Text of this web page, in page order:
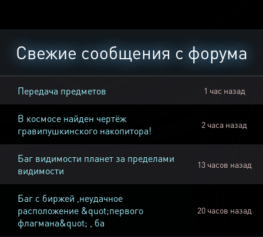
Свежие сообщения с форума
Передача предметов 1 час назад
В космосе найден чертёж
гравипушкинского накопитора!
2 часа назад
Баг видимости планет за пределами
видимости
13 часов назад
Баг с биржей ,неудачное
расположение &quot;первого
флагмана&quot; , ба
20 часов назад